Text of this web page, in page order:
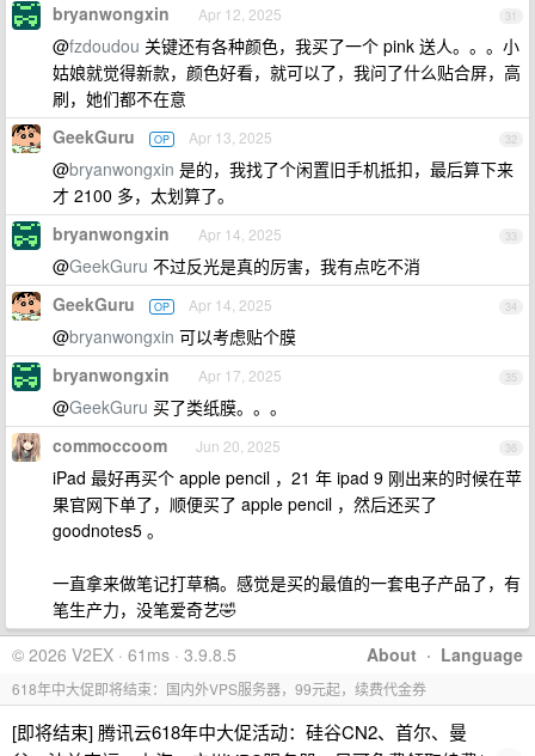
31
bryanwongxin Apr 12, 2025
@fzdoudou 关键还有各种颜色，我买了一个 pink 送人。。。小
姑娘就觉得新款，颜色好看，就可以了，我问了什么贴合屏，高
刷，她们都不在意
32
GeekGuru OP Apr 13, 2025
@bryanwongxin 是的，我找了个闲置旧手机抵扣，最后算下来
才 2100 多，太划算了。
33
bryanwongxin Apr 14, 2025
@GeekGuru 不过反光是真的厉害，我有点吃不消
34
GeekGuru OP Apr 14, 2025
@bryanwongxin 可以考虑贴个膜
35
bryanwongxin Apr 17, 2025
@GeekGuru 买了类纸膜。。。
36
commoccoom Jun 20, 2025
iPad 最好再买个 apple pencil ，21 年 ipad 9 刚出来的时候在苹
果官网下单了，顺便买了 apple pencil ，然后还买了
goodnotes5 。
一直拿来做笔记打草稿。感觉是买的最值的一套电子产品了，有
笔生产力，没笔爱奇艺🤣
About · Language
© 2026 V2EX · 61ms · 3.9.8.5
618年中大促即将结束：国内外VPS服务器，99元起，续费代金券
[即将结束] 腾讯云618年中大促活动：硅谷CN2、首尔、曼